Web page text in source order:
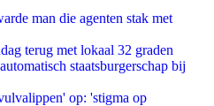
man die agenten stak met
terug met lokaal 32 graden
staatsburgerschap bij
op: 'stigma op